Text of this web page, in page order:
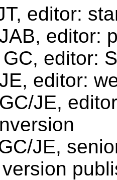
editor:
editor:
editor:
editor:
JE,
JE,